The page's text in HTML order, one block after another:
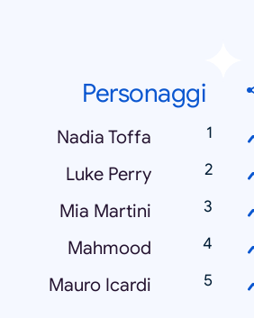
Personaggi
Nadia Toffa
Luke Perry
Mia Martini
Mahmood
Mauro Icardi